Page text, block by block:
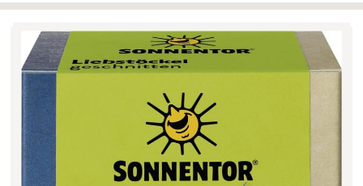
Bäckerei-Konditorei-Café
Biohof Öllinger Detail
Fleischerei Hüthmayr
Detail
Kuglbauer - Familie Bischof
La Toscana Anita Wolf e.U. Detail